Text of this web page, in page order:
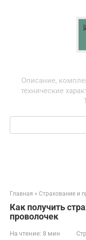
Описание,
технические
Поиск:
Главная » Страхование и
Как получить
проволочек
На чтение: 8 мин